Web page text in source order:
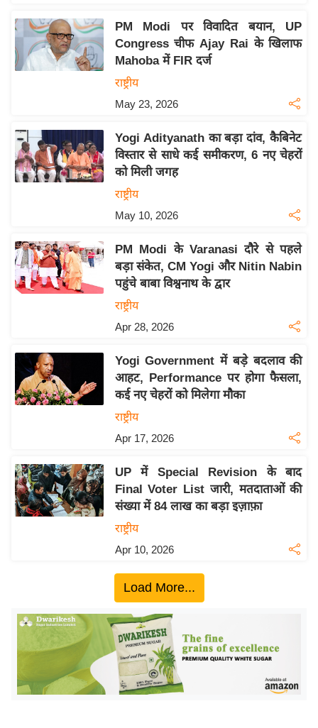
0
2
6
म
ई
-
पे
मि
सा
ल
सा
ल
श
यं
ग
इं
ज
ऑ
PM Modi पर विवादित बयान, UP
Congress चीफ Ajay Rai के खिलाफ
Mahoba में FIR दर्ज
राष्ट्रीय
May 23, 2026
Yogi Adityanath का बड़ा दांव, कैबिनेट
विस्तार से साधे कई समीकरण, 6 नए चेहरों
को मिली जगह
राष्ट्रीय
May 10, 2026
PM Modi के Varanasi दौरे से पहले
बड़ा संकेत, CM Yogi और Nitin Nabin
पहुंचे बाबा विश्वनाथ के द्वार
राष्ट्रीय
Apr 28, 2026
Yogi Government में बड़े बदलाव की
आहट, Performance पर होगा फैसला,
कई नए चेहरों को मिलेगा मौका
राष्ट्रीय
Apr 17, 2026
UP में Special Revision के बाद
Final Voter List जारी, मतदाताओं की
संख्या में 84 लाख का बड़ा इज़ाफ़ा
राष्ट्रीय
Apr 10, 2026
Load More...